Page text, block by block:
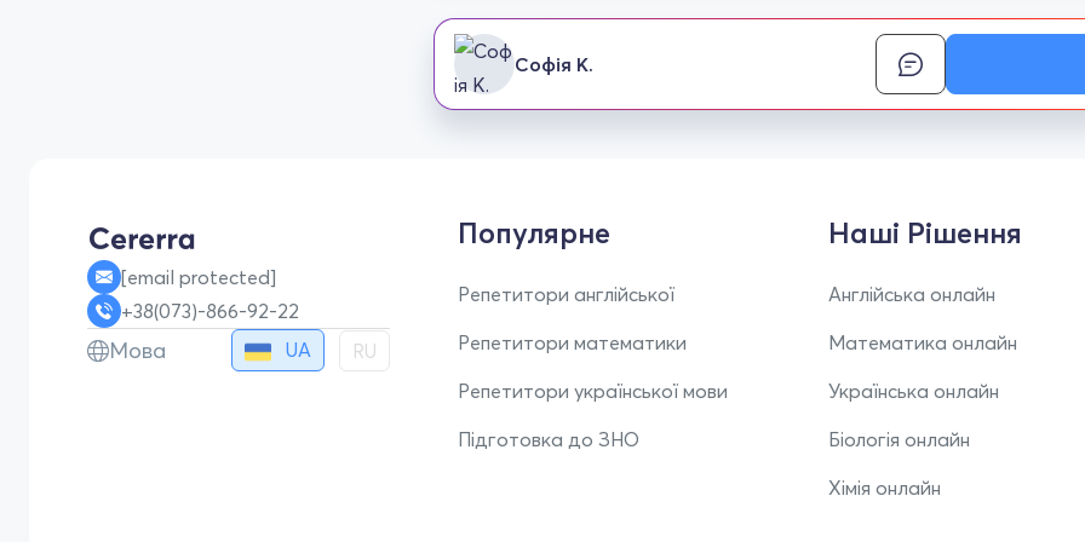
Софія К.
[email protected]
+38(073)-866-92-22
Мова UA RU
Популярне
Репетитори англійської
Репетитори математики
Репетитори української мови
Підготовка до ЗНО
Наші Рішення
Англійська онлайн
Математика онлайн
Українська онлайн
Біологія онлайн
Хімія онлайн